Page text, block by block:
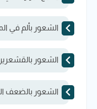
الشعور بألم في
الشعور
الشعور بالضعف